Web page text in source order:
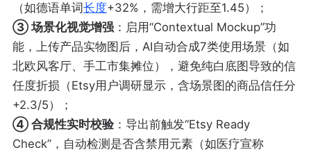
（如德语单词长度+32%，需增大行距至1.45）；
③ 场景化视觉增强：启用“Contextual Mockup”功
能，上传产品实物图后，AI自动合成7类使用场景（如
北欧风客厅、手工市集摊位），避免纯白底图导致的信
任度折损（Etsy用户调研显示，含场景图的商品信任分
+2.3/5）；
④ 合规性实时校验：导出前触发“Etsy Ready
Check”，自动检测是否含禁用元素（如医疗宣称